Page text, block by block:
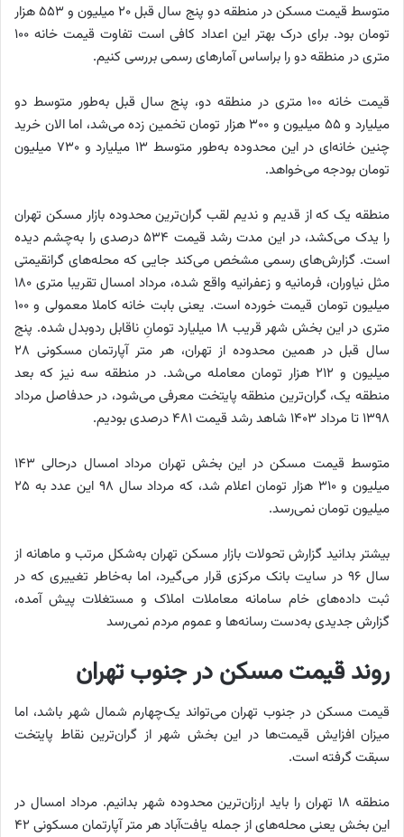
متوسط قیمت مسکن در منطقه دو پنج سال قبل ۲۰ میلیون و ۵۵۳ هزار
تومان بود. برای درک بهتر این اعداد کافی است تفاوت قیمت خانه ۱۰۰
متری در منطقه دو را براساس آمار‌های رسمی بررسی کنیم.
قیمت خانه ۱۰۰ متری در منطقه دو، پنج سال قبل به‌طور متوسط دو
میلیارد و ۵۵ میلیون و ۳۰۰ هزار تومان تخمین زده می‌شد، اما الان خرید
چنین خانه‌ای در این محدوده به‌طور متوسط ۱۳ میلیارد و ۷۳۰ میلیون
تومان بودجه می‌خواهد.
منطقه یک که از قدیم و ندیم لقب گران‌ترین محدوده بازار مسکن تهران
را یدک می‌کشد، در این مدت رشد قیمت ۵۳۴ درصدی را به‌چشم دیده
است. گزارش‌های رسمی مشخص می‌کند جایی که محله‌های گرانقیمتی
مثل نیاوران، فرمانیه و زعفرانیه واقع شده، مرداد امسال تقریبا متری ۱۸۰
میلیون تومان قیمت خورده است. یعنی بابت خانه کاملا معمولی و ۱۰۰
متری در این بخش شهر قریب ۱۸ میلیارد تومانِ ناقابل ردوبدل شده. پنج
سال قبل در همین محدوده از تهران، هر متر آپارتمان مسکونی ۲۸
میلیون و ۲۱۲ هزار تومان معامله می‌شد. در منطقه سه نیز که بعد
منطقه یک، گران‌ترین منطقه پایتخت معرفی می‌شود، در حدفاصل مرداد
۱۳۹۸ تا مرداد ۱۴۰۳ شاهد رشد قیمت ۴۸۱ درصدی بودیم.
متوسط قیمت مسکن در این بخش تهران مرداد امسال درحالی ۱۴۳
میلیون و ۳۱۰ هزار تومان اعلام شد، که مرداد سال ۹۸ این عدد به ۲۵
میلیون تومان نمی‌رسد.
بیشتر بدانید گزارش تحولات بازار مسکن تهران به‌شکل مرتب و ماهانه از
سال ۹۶ در سایت بانک مرکزی قرار می‌گیرد، اما به‌خاطر تغییری که در
ثبت داده‌های خام سامانه معاملات املاک و مستغلات پیش آمده،
گزارش جدیدی به‌دست رسانه‌ها و عموم مردم نمی‌رسد
روند قیمت مسکن در جنوب تهران
قیمت مسکن در جنوب تهران می‌تواند یک‌چهارم شمال شهر باشد، اما
میزان افزایش قیمت‌ها در این بخش شهر از گران‌ترین نقاط پایتخت
سبقت گرفته است.
منطقه ۱۸ تهران را باید ارزان‌ترین محدوده شهر بدانیم. مرداد امسال در
این بخش یعنی محله‌های از جمله یافت‌آباد هر متر آپارتمان مسکونی ۴۲